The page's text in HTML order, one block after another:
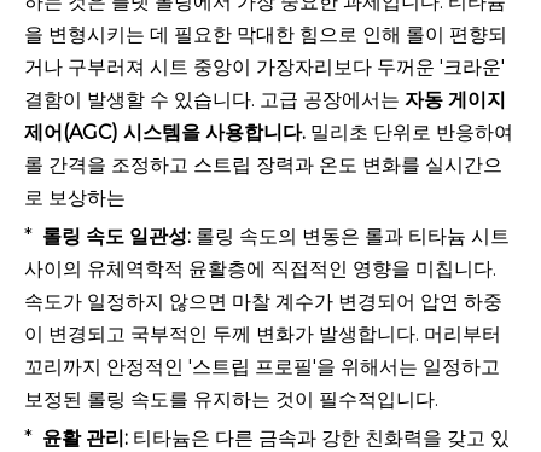
을 변형시키는 데 필요한 막대한 힘으로 인해 롤이 편향되
거나 구부러져 시트 중앙이 가장자리보다 두꺼운 '크라운'
결함이 발생할 수 있습니다. 고급 공장에서는 자동 게이지
제어(AGC) 시스템을 사용합니다. 밀리초 단위로 반응하여
롤 간격을 조정하고 스트립 장력과 온도 변화를 실시간으
로 보상하는
* 롤링 속도 일관성: 롤링 속도의 변동은 롤과 티타늄 시트
사이의 유체역학적 윤활층에 직접적인 영향을 미칩니다.
속도가 일정하지 않으면 마찰 계수가 변경되어 압연 하중
이 변경되고 국부적인 두께 변화가 발생합니다. 머리부터
꼬리까지 안정적인 '스트립 프로필'을 위해서는 일정하고
보정된 롤링 속도를 유지하는 것이 필수적입니다.
* 윤활 관리: 티타늄은 다른 금속과 강한 친화력을 갖고 있